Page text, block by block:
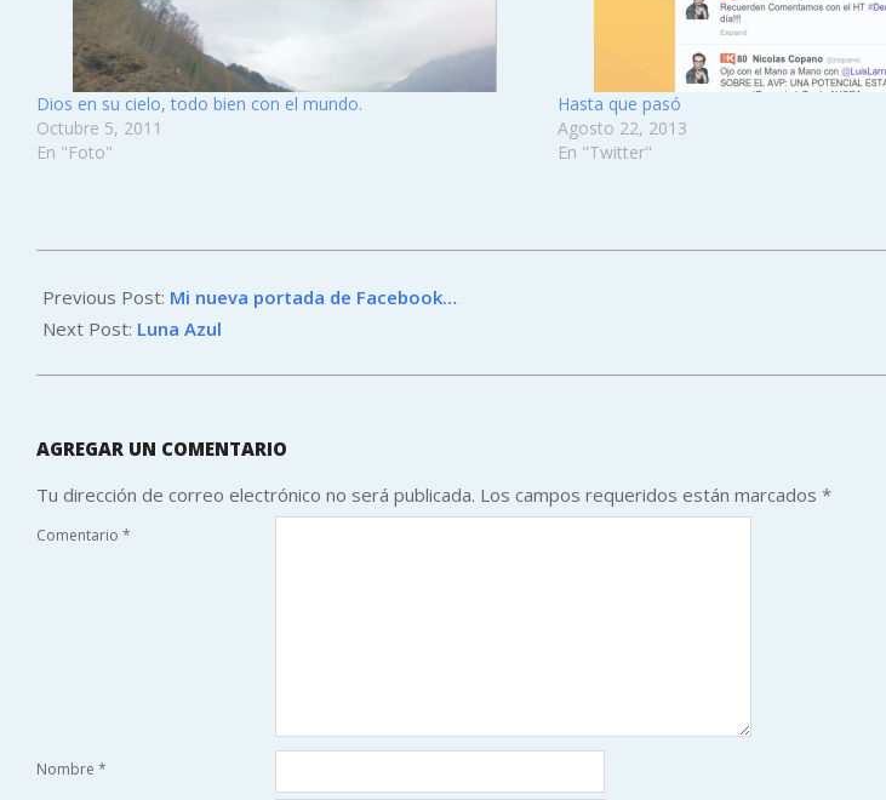
Dios en su cielo, todo bien con el mundo.
Octubre 5, 2011
En "Foto"
Hasta que pasó
Agosto 22, 2013
En "Twitter"
08-
30
Previous Post: Mi nueva portada de Facebook…
Next Post: Luna Azul
AGREGAR UN COMENTARIO
Tu dirección de correo electrónico no será publicada. Los campos requeridos están marcados *
Comentario *
Nombre *